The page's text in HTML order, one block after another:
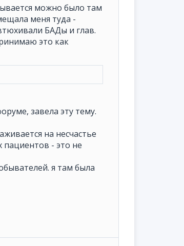
можно было там
меня туда -
БАДы и глав.
это как
завела эту тему.
на несчастье
- это не
я там была